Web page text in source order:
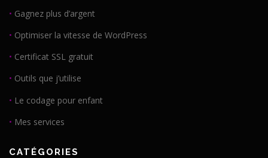
• Gagnez plus d’argent
• Optimiser la vitesse de WordPress
• Certificat SSL gratuit
• Outils que j’utilise
• Le codage pour enfant
• Mes services
CATÉGORIES